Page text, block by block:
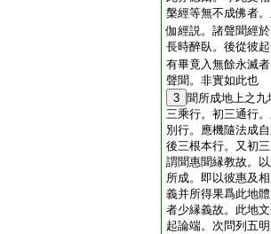
槃經等無不成佛者
伽經説。諸聲聞經
長時醉臥。後從彼
有畢竟入無餘永滅
聲聞。非實如此也
3 聞所成地上之
三乘行。初三通行
別行。應機隨法成
後三根本行。又初
謂聞惠聞縁教故。
所成。即以彼惠及
義并所得果爲此地
者少縁義故。此地
起論端。次問列五